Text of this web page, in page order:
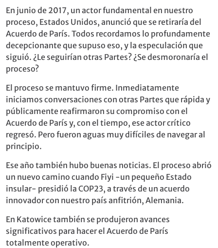
En junio de 2017, un actor fundamental en nuestro
proceso, Estados Unidos, anunció que se retiraría del
Acuerdo de París. Todos recordamos lo profundamente
decepcionante que supuso eso, y la especulación que
siguió. ¿Le seguirían otras Partes? ¿Se desmoronaría el
proceso?
El proceso se mantuvo firme. Inmediatamente
iniciamos conversaciones con otras Partes que rápida y
públicamente reafirmaron su compromiso con el
Acuerdo de París y, con el tiempo, ese actor crítico
regresó. Pero fueron aguas muy difíciles de navegar al
principio.
Ese año también hubo buenas noticias. El proceso abrió
un nuevo camino cuando Fiyi -un pequeño Estado
insular- presidió la COP23, a través de un acuerdo
innovador con nuestro país anfitrión, Alemania.
En Katowice también se produjeron avances
significativos para hacer el Acuerdo de París
totalmente operativo.